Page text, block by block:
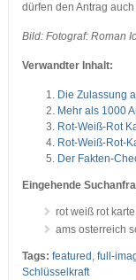
dürfen den Antrag
Bild: Fotograf: Roman
Verwandter Inhalt:
Die Zulassung
Mehr als 1000
Rot-Weiß-Rot
Rot-Weiß-Rot-
Der Fakten-
Eingehende
rot weiß rot
ams osterreich
Tags: featured , full-
Schlüsselkraft